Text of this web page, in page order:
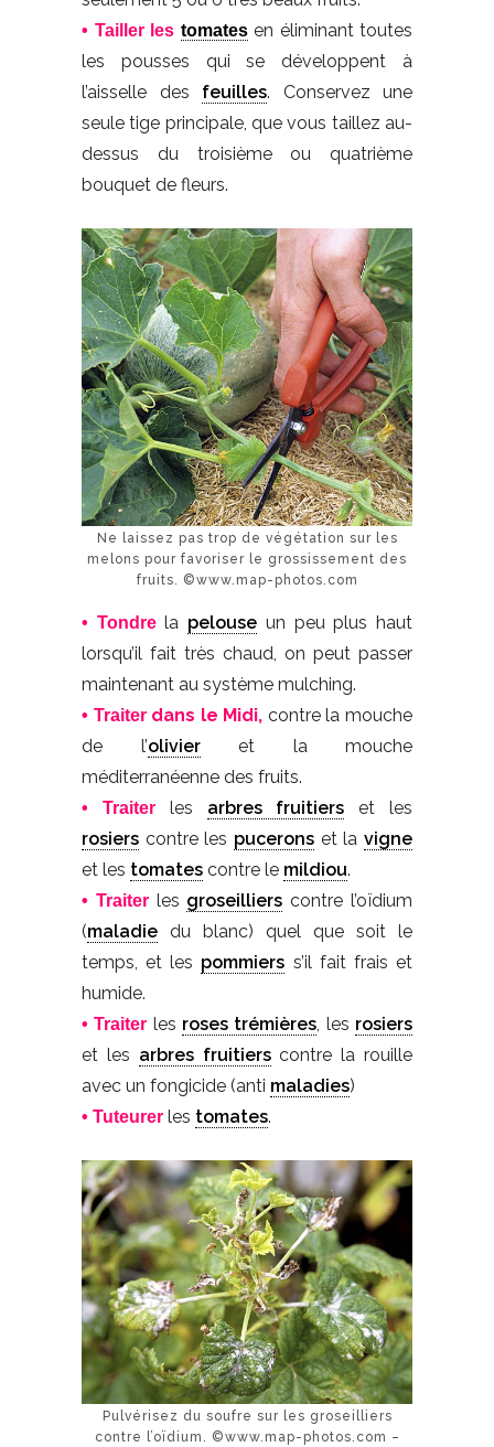
• Tailler les tomatesen éliminant toutes
les pousses qui se développent à
l’aisselle des feuilles. Conservez une
seule tige principale, que vous taillez au-
dessus du troisième ou quatrième
bouquet de fleurs.
Ne laissez pas trop de végétation sur les
melons pour favoriser le grossissement des
fruits. ©www.map-photos.com
• Tondrela pelouse un peu plus haut
lorsqu’il fait très chaud, on peut passer
maintenant au système mulching.
• Traiter dans le Midi, contre la mouche
de l’olivieret la mouche
méditerranéenne des fruits.
• Traiterles arbres fruitiers et les
rosiers contre les pucerons et la vigne
et les tomates contre le mildiou.
• Traiterles groseilliers contre l’oïdium
(maladie du blanc) quel que soit le
temps, et les pommiers s’il fait frais et
humide.
• Traiter les roses trémières, les rosiers
et les arbres fruitierscontre la rouille
avec un fongicide (anti maladies)
• Tuteurer les tomates.
Pulvérisez du soufre sur les groseilliers
contre l’oïdium. ©www.map-photos.com –